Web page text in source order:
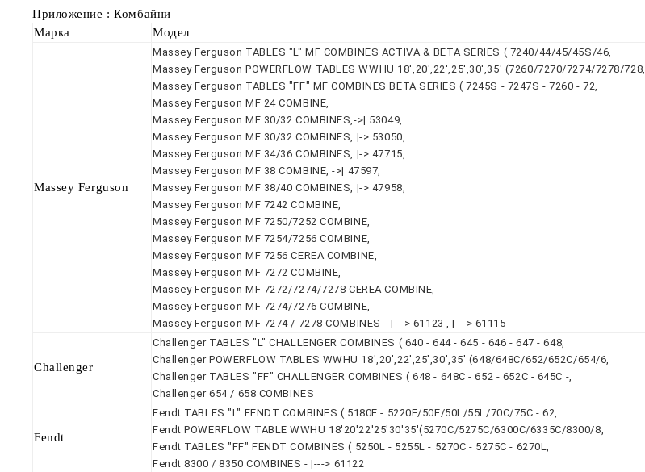
Приложение : Комбайни
Марка
Модел
Massey Ferguson
Massey Ferguson TABLES "L" MF COMBINES ACTIVA & BETA SERIES ( 7240/44/45/45S/46,
Massey Ferguson POWERFLOW TABLES WWHU 18',20',22',25',30',35' (7260/7270/7274/7278/728,
Massey Ferguson TABLES "FF" MF COMBINES BETA SERIES ( 7245S - 7247S - 7260 - 72,
Massey Ferguson MF 24 COMBINE,
Massey Ferguson MF 30/32 COMBINES,->| 53049,
Massey Ferguson MF 30/32 COMBINES, |-> 53050,
Massey Ferguson MF 34/36 COMBINES, |-> 47715,
Massey Ferguson MF 38 COMBINE, ->| 47597,
Massey Ferguson MF 38/40 COMBINES, |-> 47958,
Massey Ferguson MF 7242 COMBINE,
Massey Ferguson MF 7250/7252 COMBINE,
Massey Ferguson MF 7254/7256 COMBINE,
Massey Ferguson MF 7256 CEREA COMBINE,
Massey Ferguson MF 7272 COMBINE,
Massey Ferguson MF 7272/7274/7278 CEREA COMBINE,
Massey Ferguson MF 7274/7276 COMBINE,
Massey Ferguson MF 7274 / 7278 COMBINES - |---> 61123 , |---> 61115
Challenger
Challenger TABLES "L" CHALLENGER COMBINES ( 640 - 644 - 645 - 646 - 647 - 648,
Challenger POWERFLOW TABLES WWHU 18',20',22',25',30',35' (648/648C/652/652C/654/6,
Challenger TABLES "FF" CHALLENGER COMBINES ( 648 - 648C - 652 - 652C - 645C -,
Challenger 654 / 658 COMBINES
Fendt
Fendt TABLES "L" FENDT COMBINES ( 5180E - 5220E/50E/50L/55L/70C/75C - 62,
Fendt POWERFLOW TABLE WWHU 18'20'22'25'30'35'(5270C/5275C/6300C/6335C/8300/8,
Fendt TABLES "FF" FENDT COMBINES ( 5250L - 5255L - 5270C - 5275C - 6270L,
Fendt 8300 / 8350 COMBINES - |---> 61122